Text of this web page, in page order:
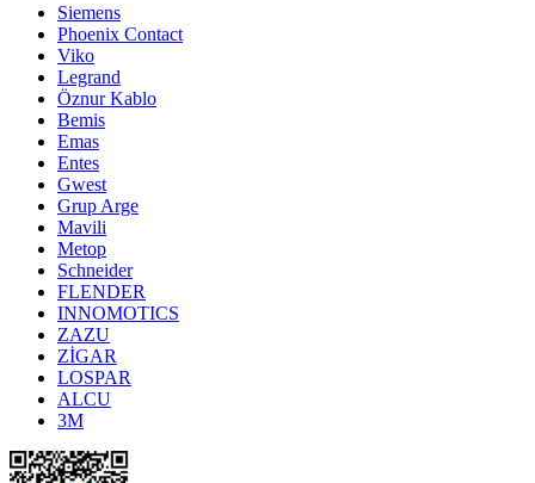
Siemens
Phoenix Contact
Viko
Legrand
Öznur Kablo
Bemis
Emas
Entes
Gwest
Grup Arge
Mavili
Metop
Schneider
FLENDER
INNOMOTICS
ZAZU
ZİGAR
LOSPAR
ALCU
3M